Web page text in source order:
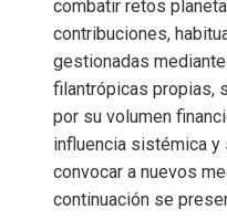
combatir retos
contribuciones,
gestionadas
filantrópicas propias,
por su volumen
influencia sistémica y
convocar a nuevos
continuación se